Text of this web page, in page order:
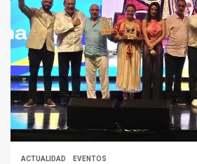
ACTUALIDAD EVENTOS